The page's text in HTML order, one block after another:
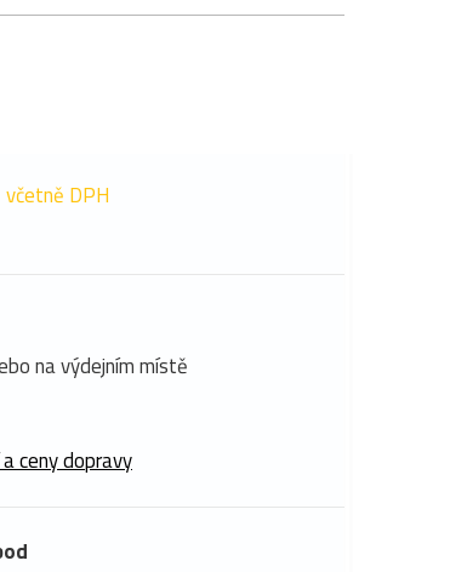
včetně DPH
na výdejním místě
ceny dopravy